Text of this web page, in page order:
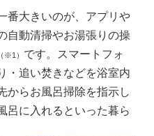
番大きいのが、 アプリや
自動清掃やお湯張りの操
（※1） です。スマートフォ
・追い焚きなどを浴室内
からお風呂掃除を指示し
呂に入れるといった暮ら